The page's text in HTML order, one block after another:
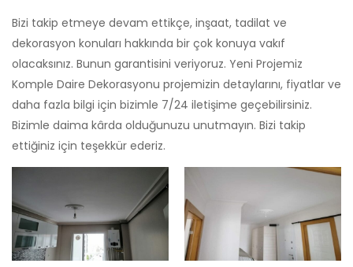
Bizi takip etmeye devam ettikçe, inşaat, tadilat ve
dekorasyon konuları hakkında bir çok konuya vakıf
olacaksınız. Bunun garantisini veriyoruz. Yeni Projemiz
Komple Daire Dekorasyonu projemizin detaylarını, fiyatlar ve
daha fazla bilgi için bizimle 7/24 iletişime geçebilirsiniz.
Bizimle daima kârda olduğunuzu unutmayın. Bizi takip
ettiğiniz için teşekkür ederiz.